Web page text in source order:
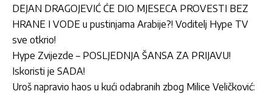
DEJAN DRAGOJEVIĆ ĆE DIO MJESECA PROVESTI BEZ
HRANE I VODE u pustinjama Arabije?! Voditelj Hype TV
sve otkrio!
Hype Zvijezde – POSLJEDNJA ŠANSA ZA PRIJAVU!
Iskoristi je SADA!
Uroš napravio haos u kući odabranih zbog Milice Veličković: